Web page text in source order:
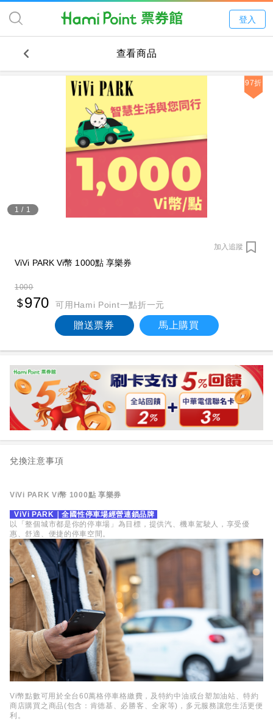
登入
查看商品
1 / 1
97折
加入追蹤
ViVi PARK Vi幣 1000點 享樂券
1000
970 可用Hami Point一點折一元
贈送票券 馬上購買
兌換注意事項
ViVi PARK Vi幣 1000點 享樂券
ViVi PARK｜全國性停車場經營連鎖品牌
以「整個城市都是你的停車場」為目標，提供汽、機車駕駛人，享受優
惠、舒適、便捷的停車空間。
Vi幣點數可用於全台60萬格停車格繳費，及特約中油或台塑加油站、特約
商店購買之商品(包含：肯德基、必勝客、全家等)，多元服務讓您生活更便
利。